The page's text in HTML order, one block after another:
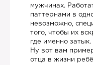
мужчинах.
паттернами в
невозможно,
того, чтобы их
где именно затык.
Ну вот вам
отца в жизни